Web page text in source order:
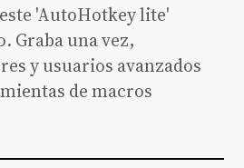
'AutoHotkey lite'
Graba una vez,
y usuarios avanzados
de macros